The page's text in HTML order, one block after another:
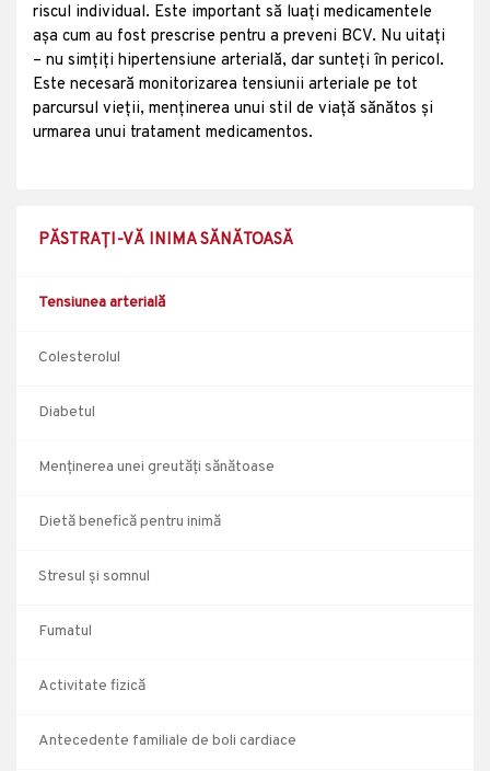
riscul individual. Este important să luați medicamentele
așa cum au fost prescrise pentru a preveni BCV. Nu uitați
– nu simțiți hipertensiune arterială, dar sunteți în pericol.
Este necesară monitorizarea tensiunii arteriale pe tot
parcursul vieții, menținerea unui stil de viață sănătos și
urmarea unui tratament medicamentos.
PĂSTRAȚI-VĂ INIMA SĂNĂTOASĂ
Tensiunea arterială
Colesterolul
Diabetul
Menținerea unei greutăți sănătoase
Dietă benefică pentru inimă
Stresul și somnul
Fumatul
Activitate fizică
Antecedente familiale de boli cardiace